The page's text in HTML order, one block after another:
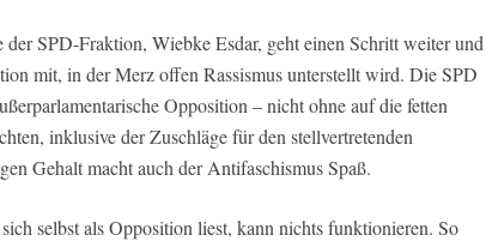
der SPD-Fraktion, Wiebke Esdar, geht einen Schritt weiter und
mit, in der Merz offen Rassismus unterstellt wird. Die SPD
Opposition – nicht ohne auf die fetten
inklusive der Zuschläge für den stellvertretenden
Gehalt macht auch der Antifaschismus Spaß.
selbst als Opposition liest, kann nichts funktionieren. So